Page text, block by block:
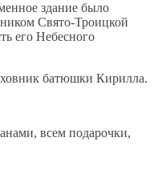
здание было
Свято-Троицкой
его Небесного
батюшки Кирилла.
всем подарочки,